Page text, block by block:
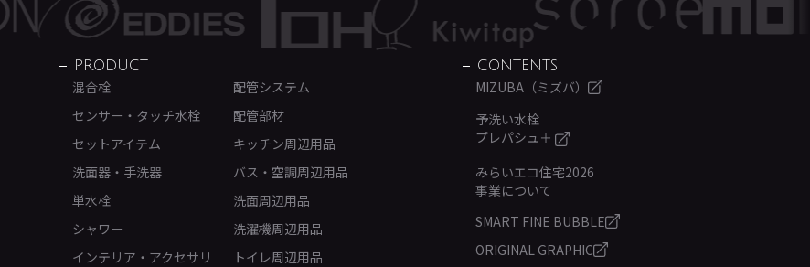
PRODUCT
混合栓
センサー・タッチ水栓
セットアイテム
洗面器・手洗器
単水栓
シャワー
インテリア・アクセサリ
配管システム
配管部材
キッチン周辺用品
バス・空調周辺用品
洗面周辺用品
洗濯機周辺用品
トイレ周辺用品
CONTENTS
MIZUBA（ミズバ）
予洗い水栓
プレパシュ＋
みらいエコ住宅2026
事業について
SMART FINE BUBBLE
ORIGINAL GRAPHIC